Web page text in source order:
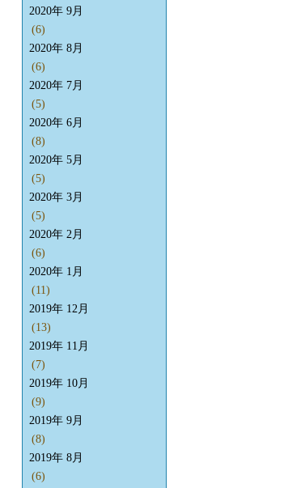
2020年 9月
(6)
2020年 8月
(6)
2020年 7月
(5)
2020年 6月
(8)
2020年 5月
(5)
2020年 3月
(5)
2020年 2月
(6)
2020年 1月
(11)
2019年 12月
(13)
2019年 11月
(7)
2019年 10月
(9)
2019年 9月
(8)
2019年 8月
(6)